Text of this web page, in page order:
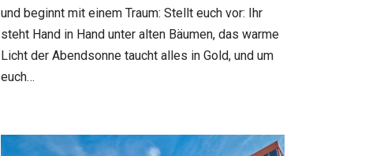
und beginnt mit einem Traum: Stellt euch vor: Ihr
steht Hand in Hand unter alten Bäumen, das warme
Licht der Abendsonne taucht alles in Gold, und um
euch…